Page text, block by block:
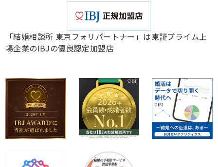
「結婚相談所 東京フォリパートナー」は東証プライム上
場企業のIBJの優良認定加盟店